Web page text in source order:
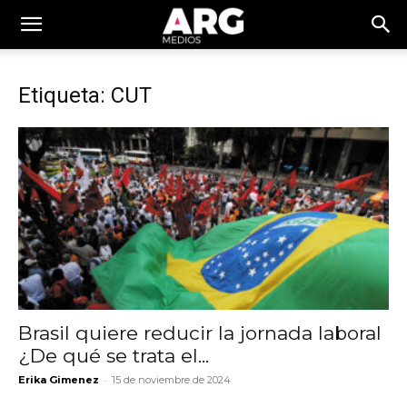
Etiqueta: CUT
Brasil quiere reducir la jornada laboral
¿De qué se trata el...
Erika Gimenez - 15 de noviembre de 2024